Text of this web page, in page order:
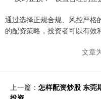
通过选择正规合规、风控严格
的配资策略，投资者可以有效
文章
上一篇： 怎样配资炒股 东莞